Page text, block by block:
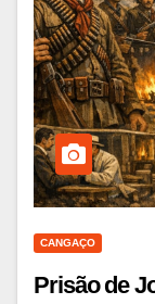
CANGAÇO
Prisão de